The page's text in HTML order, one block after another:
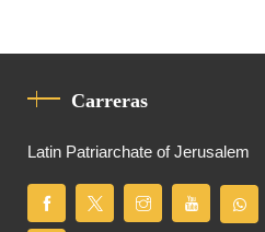
Carreras
Latin Patriarchate of Jerusalem